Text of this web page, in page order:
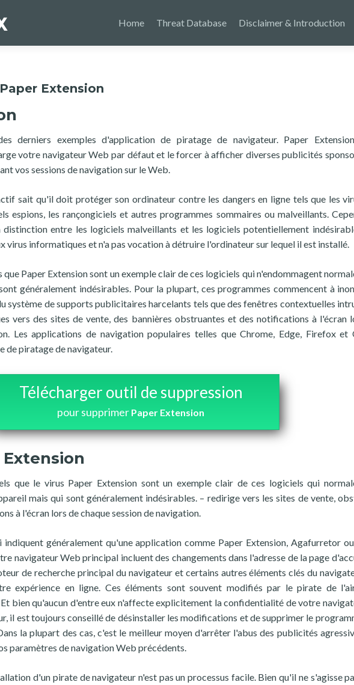
Home Threat Database Disclaimer & Introduction
Extension
derniers exemples d'application de piratage de navigateur. Paper
votre navigateur Web par défaut et le forcer à afficher diverses publicités
vos sessions de navigation sur le Web.
sait qu'il doit protéger son ordinateur contre les dangers en ligne tels que les
espions, les rançongiciels et autres programmes sommaires ou malveillants.
entre les logiciels malveillants et les logiciels potentiellement
virus informatiques et n'a pas vocation à détruire l'ordinateur sur lequel il est installé.
Paper Extension sont un exemple clair de ces logiciels qui n'endommagent
généralement indésirables. Pour la plupart, ces programmes commencent à
système de supports publicitaires harcelants tels que des fenêtres contextuelles
vers des sites de vente, des bannières obstruantes et des notifications à l'écran
Les applications de navigation populaires telles que Chrome, Edge, Firefox et
de piratage de navigateur.
Télécharger outil de suppression
pour supprimer Paper Extension
que le virus Paper Extension sont un exemple clair de ces logiciels qui
mais qui sont généralement indésirables. – redirige vers les sites de vente,
à l'écran lors de chaque session de navigation.
indiquent généralement qu'une application comme Paper Extension, Agafurretor
navigateur Web principal incluent des changements dans l'adresse de la page
de recherche principal du navigateur et certains autres éléments clés du
expérience en ligne. Ces éléments sont souvent modifiés par le pirate de
bien qu'aucun d'entre eux n'affecte explicitement la confidentialité de votre
il est toujours conseillé de désinstaller les modifications et de supprimer le
la plupart des cas, c'est le meilleur moyen d'arrêter l'abus des publicités
paramètres de navigation Web précédents.
d'un pirate de navigateur n'est pas un processus facile. Bien qu'il ne s'agisse